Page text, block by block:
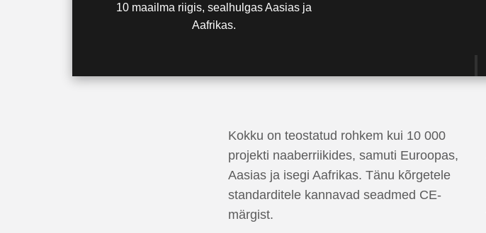
10 maailma riigis, sealhulgas Aasias ja
Aafrikas.
Kokku on teostatud rohkem kui 10 000
projekti naaberriikides, samuti Euroopas,
Aasias ja isegi Aafrikas. Tänu kõrgetele
standarditele kannavad seadmed CE-
märgist.